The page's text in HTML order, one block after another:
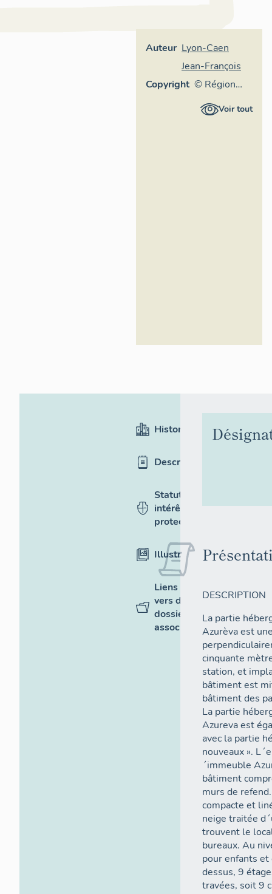
Auteur Lyon-Caen
Jean-François
Copyright © Région
Rhône-Voir tout
Historique
Description
Statut,
intérêt et
protection
Illustrations
Liens
vers des
dossiers
associés
DESCRIPTION
La partie
Azurèva est
cinquante
station, et
bâtiment est
bâtiment des
La partie
Azureva est
avec la partie
nouveaux ».
´immeuble
bâtiment
murs de
compacte et
neige traitée
trouvent le
bureaux. Au
pour enfants
dessus, 9
travées, soit 9